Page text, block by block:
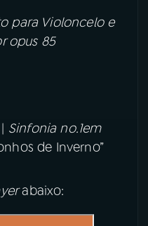
para Violoncelo e
opus 85
Sinfonia no.1em
de Inverno”
abaixo: